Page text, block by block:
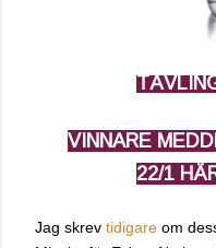
VINNARE
22/1
Jag skrev tidigare om